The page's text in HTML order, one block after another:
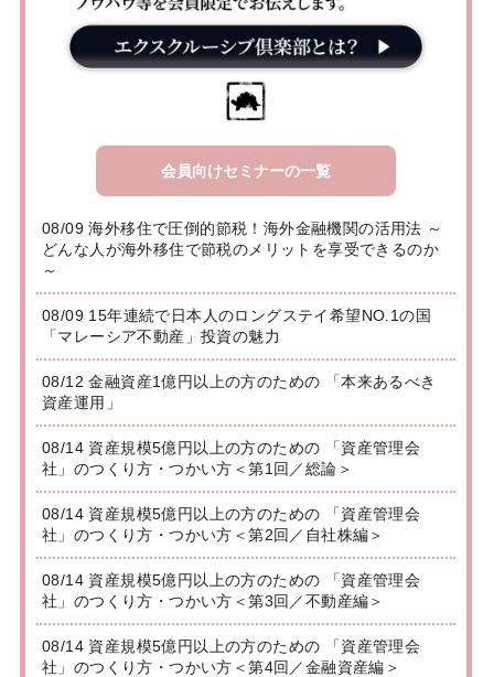
会員向けセミナーの一覧
08/09 海外移住で圧倒的節税！海外金融機関の活用法 ～
どんな人が海外移住で節税のメリットを享受できるのか
～
08/09 15年連続で日本人のロングステイ希望NO.1の国
「マレーシア不動産」投資の魅力
08/12 金融資産1億円以上の方のための 「本来あるべき
資産運用」
08/14 資産規模5億円以上の方のための 「資産管理会
社」のつくり方・つかい方＜第1回／総論＞
08/14 資産規模5億円以上の方のための 「資産管理会
社」のつくり方・つかい方＜第2回／自社株編＞
08/14 資産規模5億円以上の方のための 「資産管理会
社」のつくり方・つかい方＜第3回／不動産編＞
08/14 資産規模5億円以上の方のための 「資産管理会
社」のつくり方・つかい方＜第4回／金融資産編＞